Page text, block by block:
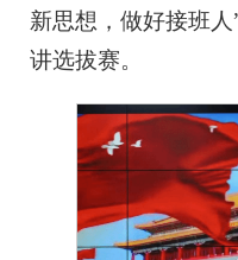
新思想，做好接班
讲选拔赛。